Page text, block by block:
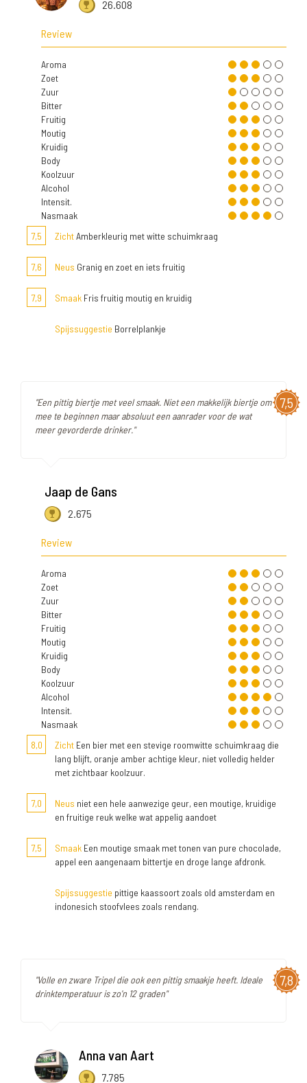
26.608
Review
Aroma
Zoet
Zuur
Bitter
Fruitig
Moutig
Kruidig
Body
Koolzuur
Alcohol
Intensit.
Nasmaak
7,5
ZichtAmberkleurig met witte schuimkraag
7,6 Neus Granig en zoet en iets fruitig
7,9 Smaak Fris fruitig moutig en kruidig
Spijssuggestie Borrelplankje
7,5
"Een pittig biertje met veel smaak. Niet een makkelijk biertje om
mee te beginnen maar absoluut een aanrader voor de wat
meer gevorderde drinker."
Jaap de Gans
2.675
Review
Aroma
Zoet
Zuur
Bitter
Fruitig
Moutig
Kruidig
Body
Koolzuur
Alcohol
Intensit.
Nasmaak
8,0
Zicht Een bier met een stevige roomwitte schuimkraag die
lang blijft, oranje amber achtige kleur, niet volledig helder
met zichtbaar koolzuur.
7,0 Neus niet een hele aanwezige geur, een moutige, kruidige
en fruitige reuk welke wat appelig aandoet
7,5 Smaak Een moutige smaak met tonen van pure chocolade,
appel een aangenaam bittertje en droge lange afdronk.
Spijssuggestie pittige kaassoort zoals old amsterdam en
indonesich stoofvlees zoals rendang.
7,8
"Volle en zware Tripel die ook een pittig smaakje heeft. Ideale
drinktemperatuur is zo'n 12 graden"
Anna van Aart
7.785